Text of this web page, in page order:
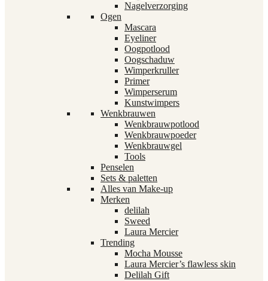
Nagelverzorging
Ogen
Mascara
Eyeliner
Oogpotlood
Oogschaduw
Wimperkruller
Primer
Wimperserum
Kunstwimpers
Wenkbrauwen
Wenkbrauwpotlood
Wenkbrauwpoeder
Wenkbrauwgel
Tools
Penselen
Sets & paletten
Alles van Make-up
Merken
delilah
Sweed
Laura Mercier
Trending
Mocha Mousse
Laura Mercier’s flawless skin
Delilah Gift